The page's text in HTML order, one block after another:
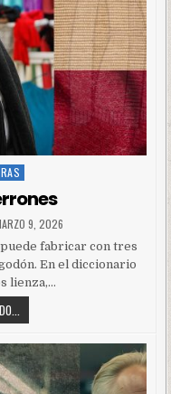
9, 2026
fabricar con tres
En el diccionario
lienza,…